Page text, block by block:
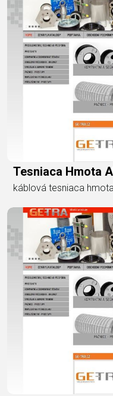
Tesniaca Hmota
káblová tesniaca